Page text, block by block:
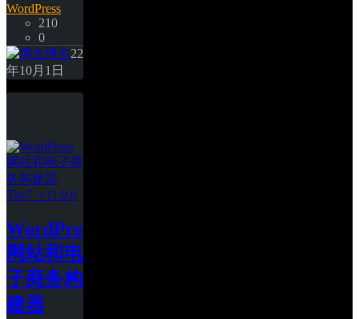
WordPress
210
0
博主22
年10月1日
WordPress
网站和电
子商务构
建器